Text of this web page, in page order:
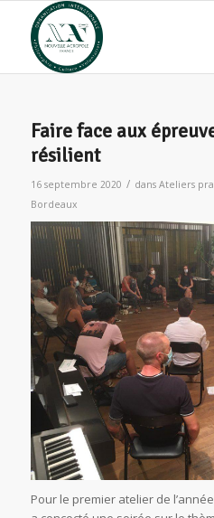
Faire face aux
résilient
16 septembre 2020 / dans Ateliers
Bordeaux
Pour le premier atelier de